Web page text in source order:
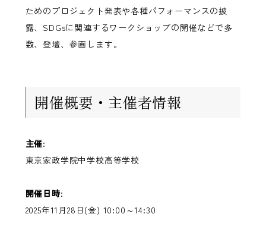
ためのプロジェクト発表や各種パフォーマンスの披
露、SDGsに関連するワークショップの開催などで多
数、登壇、参画します。
開催概要・主催者情報
主催:
東京家政学院中学校高等学校
開催日時:
2025年11月28日(金) 10:00～14:30